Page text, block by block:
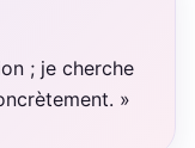
; je cherche
»